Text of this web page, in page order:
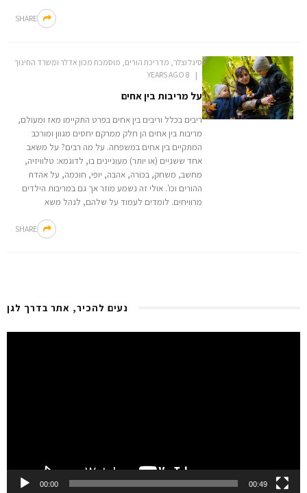
SHARE
סיגל וצלר, מדריכת הורים, מוסמכת מכון אדלר ומשרד החינוך
8 YEARS AGO
על מריבות בין אחים
ריבים בכלל וריבים בין אחים בפרט התקיימו מאז ומעולם,
מריבות בין אחים הן חלק ממרקם יחסים מגוון ומורכב
המתקיים בין אחים במשפחה. על מה רבים? על משאב
אחד ששניים (או יותר) מעוניינים בו, לדוגמא: טלוויזיה,
מחשב, משחק, בכורה, אהבה, יופי, חוכמה, על אהדת
ההורים וכו'. אולי זה נשמע מוזר אך גם במריבות הילדים
מרוויחים. לומדים לעמוד על שלהם, לנהל משא
SHARE
נעים להכיר, אתר בדרך לגן
00:00 00:49